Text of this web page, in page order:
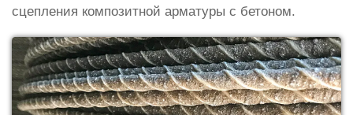
сцепления композитной арматуры с бетоном.